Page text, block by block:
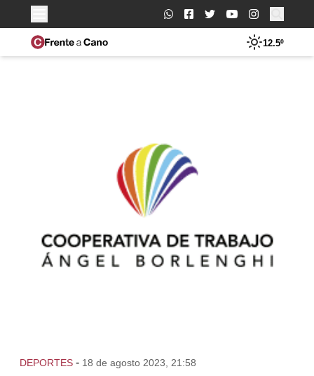
Buscar:
12.5º
DEPORTES - 18 de agosto 2023, 21:58